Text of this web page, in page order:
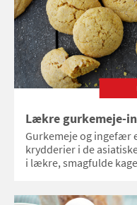
Lækre gurkemeje-
Gurkemeje og ingefær
krydderier i de
i lækre, smagfulde